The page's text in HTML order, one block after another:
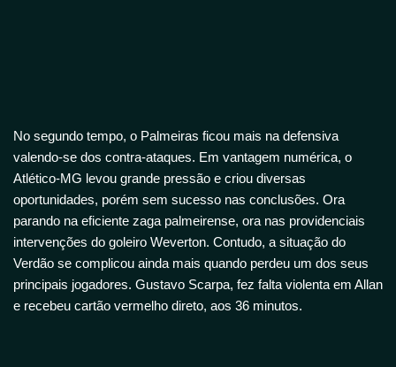
No segundo tempo, o Palmeiras ficou mais na defensiva
valendo-se dos contra-ataques. Em vantagem numérica, o
Atlético-MG levou grande pressão e criou diversas
oportunidades, porém sem sucesso nas conclusões. Ora
parando na eficiente zaga palmeirense, ora nas providenciais
intervenções do goleiro Weverton. Contudo, a situação do
Verdão se complicou ainda mais quando perdeu um dos seus
principais jogadores. Gustavo Scarpa, fez falta violenta em Allan
e recebeu cartão vermelho direto, aos 36 minutos.